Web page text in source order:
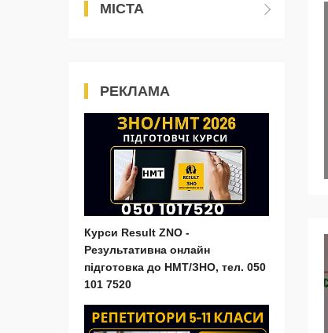
МІСТА
РЕКЛАМА
Курси Result ZNO -
Результативна онлайн
підготовка до НМТ/ЗНО, тел. 050
101 7520